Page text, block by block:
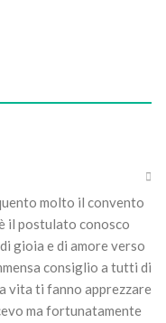
molto il convento
il postulato conosco
gioia e di amore verso
consiglio a tutti di
vita ti fanno apprezzare
ma fortunatamente